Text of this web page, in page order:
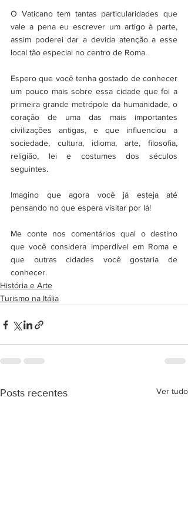
O Vaticano tem tantas particularidades que
vale a pena eu escrever um artigo à parte,
assim poderei dar a devida atenção a esse
local tão especial no centro de Roma.
Espero que você tenha gostado de conhecer
um pouco mais sobre essa cidade que foi a
primeira grande metrópole da humanidade, o
coração de uma das mais importantes
civilizações antigas, e que influenciou a
sociedade, cultura, idioma, arte, filosofia,
religião, lei e costumes dos séculos
seguintes.
Imagino que agora você já esteja até
pensando no que espera visitar por lá!
Me conte nos comentários qual o destino
que você considera imperdível em Roma e
que outras cidades você gostaria de
conhecer.
História e Arte
Turismo na Itália
Posts recentes Ver tudo